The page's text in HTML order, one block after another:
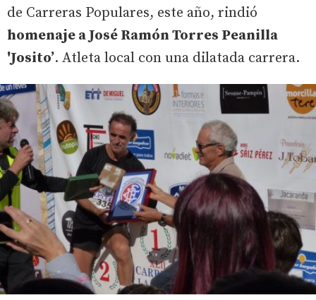
de Carreras Populares, este año, rindió
homenaje a José Ramón Torres Peanilla
'Josito’. Atleta local con una dilatada carrera.